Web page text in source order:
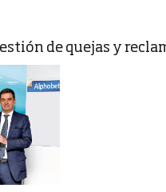
de quejas y